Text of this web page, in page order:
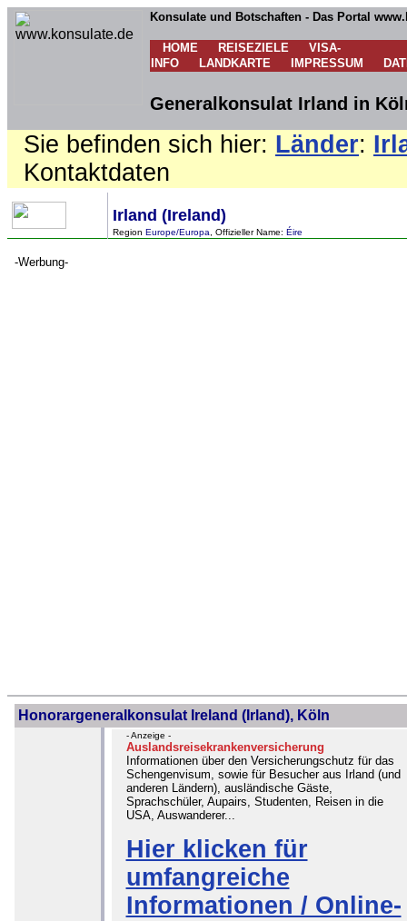
Konsulate und Botschaften - Das Portal
HOME REISEZIELE
VISA-
INFO
LANDKARTE IMPRESSUM
Generalkonsulat Irland in
Sie befinden sich hier: Länder:
Kontaktdaten
Irland (Ireland)
Region Europe/Europa , Offizieller Name: Éire
-Werbung-
Honorargeneralkonsulat Ireland (Irland), Köln
- Anzeige -
Auslandsreisekrankenversicherung
Informationen über den Versicherungschutz für das
Schengenvisum, sowie für Besucher aus Irland (und
anderen Ländern), ausländische Gäste,
Sprachschüler, Aupairs, Studenten, Reisen in die
USA, Auswanderer...
Hier klicken für
umfangreiche
Informationen / Online-